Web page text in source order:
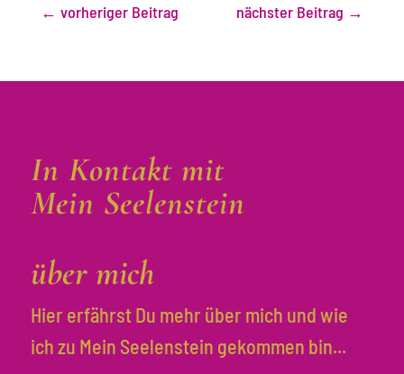
← vorheriger Beitrag nächster Beitrag →
In Kontakt mit
Mein Seelenstein
über mich
Hier erfährst Du mehr über mich und wie
ich zu Mein Seelenstein gekommen bin...